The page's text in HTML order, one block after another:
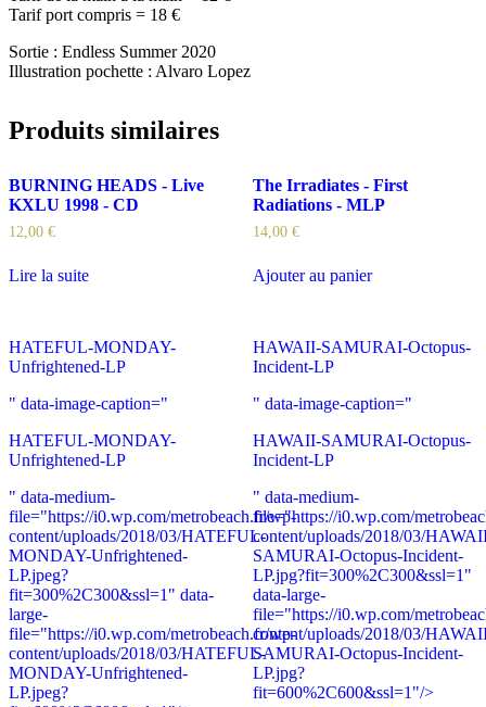
Tarif port compris = 18 €
Sortie : Endless Summer 2020
Illustration pochette : Alvaro Lopez
Produits similaires
BURNING HEADS - Live
KXLU 1998 - CD
12,00 €
Lire la suite
The Irradiates - First
Radiations - MLP
14,00 €
Ajouter au panier
HATEFUL-MONDAY-
Unfrightened-LP
" data-image-caption="
HATEFUL-MONDAY-
Unfrightened-LP
" data-medium-
file="https://i0.wp.com/metrobeach.fr/wp-
content/uploads/2018/03/HATEFUL-
MONDAY-Unfrightened-
LP.jpeg?
fit=300%2C300&ssl=1" data-
large-
file="https://i0.wp.com/metrobeach.fr/wp-
content/uploads/2018/03/HATEFUL-
MONDAY-Unfrightened-
LP.jpeg?
HAWAII-SAMURAI-Octopus-
Incident-LP
" data-image-caption="
HAWAII-SAMURAI-Octopus-
Incident-LP
" data-medium-
file="https://i0.wp.com/
content/uploads/2018/03/
SAMURAI-Octopus-Incident-
LP.jpg?fit=300%2C300&ssl=1"
data-large-
file="https://i0.wp.com/
content/uploads/2018/03/
SAMURAI-Octopus-Incident-
LP.jpg?
fit=600%2C600&ssl=1"/>